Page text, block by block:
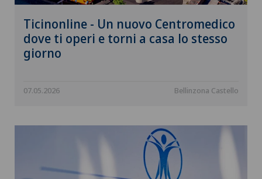
Ticinonline - Un nuovo Centromedico
dove ti operi e torni a casa lo stesso
giorno
07.05.2026 Bellinzona Castello